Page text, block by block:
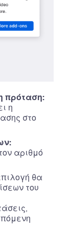
πρόταση:
η
στο
αριθμό
θα
του